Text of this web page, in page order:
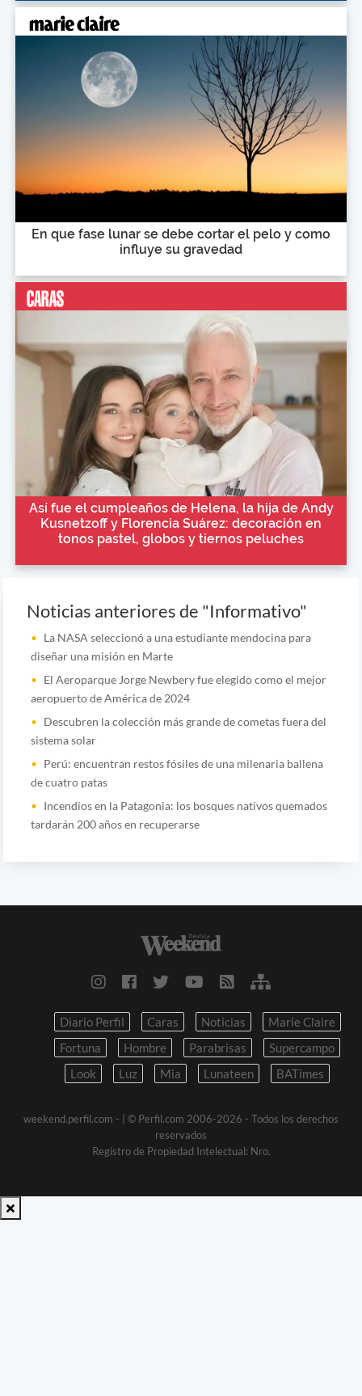
En que fase lunar se debe cortar el pelo y como
influye su gravedad
Así fue el cumpleaños de Helena, la hija de Andy
Kusnetzoff y Florencia Suárez: decoración en
tonos pastel, globos y tiernos peluches
Noticias anteriores de "Informativo"
La NASA seleccionó a una estudiante mendocina para
diseñar una misión en Marte
El Aeroparque Jorge Newbery fue elegido como el mejor
aeropuerto de América de 2024
Descubren la colección más grande de cometas fuera del
sistema solar
Perú: encuentran restos fósiles de una milenaria ballena
de cuatro patas
Incendios en la Patagonia: los bosques nativos quemados
tardarán 200 años en recuperarse
Diario Perfil Caras Noticias
Marie Claire
Fortuna
Hombre Parabrisas
Supercampo
Look
Luz Mia Lunateen BATimes
weekend.perfil.com -
| © Perfil.com 2006-2026 - Todos los derechos
reservados
Registro de Propiedad Intelectual: Nro.